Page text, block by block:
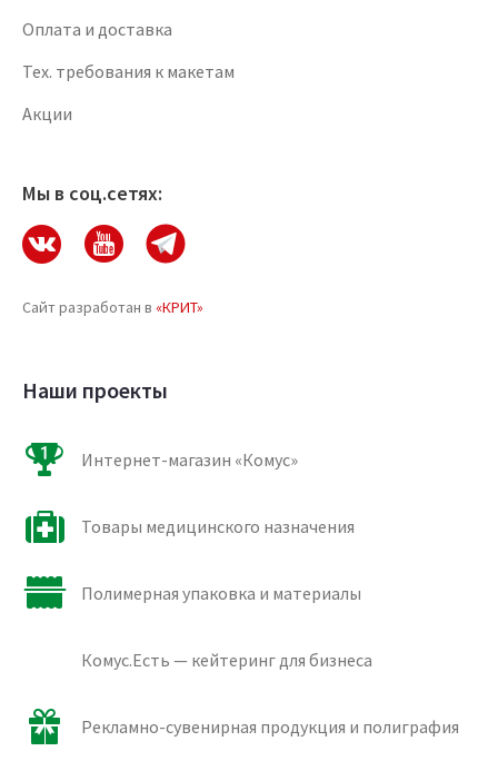
Оплата и доставка
Тех. требования к макетам
Акции
Мы в соц.сетях:
Сайт разработан в «КРИТ»
Наши проекты
Интернет-магазин «Комус»
Товары медицинского назначения
Полимерная упаковка и материалы
Комус.Есть — кейтеринг для бизнеса
Рекламно-сувенирная продукция и полиграфия